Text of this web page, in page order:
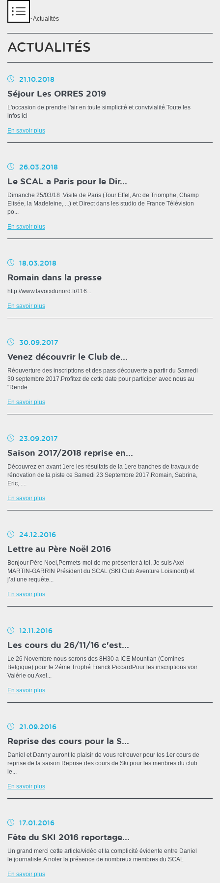
> Actualités
ACTUALITÉS
21.10.2018
Séjour Les ORRES 2019
L'occasion de prendre l'air en toute simplicité et convivialité.Toute les
infos ici
En savoir plus
26.03.2018
Le SCAL a Paris pour le Dir...
Dimanche 25/03/18 :Visite de Paris (Tour Effel, Arc de Triomphe, Champ
Elisée, la Madeleine, ...) et Direct dans les studio de France Télévision
po...
En savoir plus
18.03.2018
Romain dans la presse
http://www.lavoixdunord.fr/116...
En savoir plus
30.09.2017
Venez découvrir le Club de...
Réouverture des inscriptions et des pass découverte a partir du Samedi
30 septembre 2017.Profitez de cette date pour participer avec nous au
"Rende...
En savoir plus
23.09.2017
Saison 2017/2018 reprise en...
Découvrez en avant 1ere les résultats de la 1ere tranches de travaux de
rénovation de la piste ce Samedi 23 Septembre 2017.Romain, Sabrina,
Eric, ....
En savoir plus
24.12.2016
Lettre au Père Noël 2016
Bonjour Père Noel,Permets-moi de me présenter à toi, Je suis Axel
MARTIN-GARRIN Président du SCAL (SKI Club Aventure Loisinord) et
j’ai une requête...
En savoir plus
12.11.2016
Les cours du 26/11/16 c'est...
Le 26 Novembre nous serons des 8H30 a ICE Mountian (Comines
Belgique) pour le 2éme Trophé Franck PiccardPour les inscriptions voir
Valérie ou Axel...
En savoir plus
21.09.2016
Reprise des cours pour la S...
Daniel et Danny auront le plaisir de vous retrouver pour les 1er cours de
reprise de la saison.Reprise des cours de Ski pour les menbres du club
le...
En savoir plus
17.01.2016
Fête du SKI 2016 reportage...
Un grand merci cette article/vidéo et la complicité évidente entre Daniel
le journaliste.A noter la présence de nombreux membres du SCAL
En savoir plus